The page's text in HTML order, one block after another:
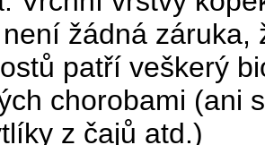
žádná záruka,
patří veškerý
chorobami (ani
z čajů atd.)